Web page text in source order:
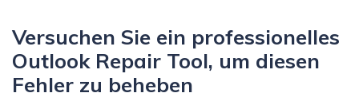
Versuchen Sie ein professionelles
Outlook Repair Tool, um diesen
Fehler zu beheben